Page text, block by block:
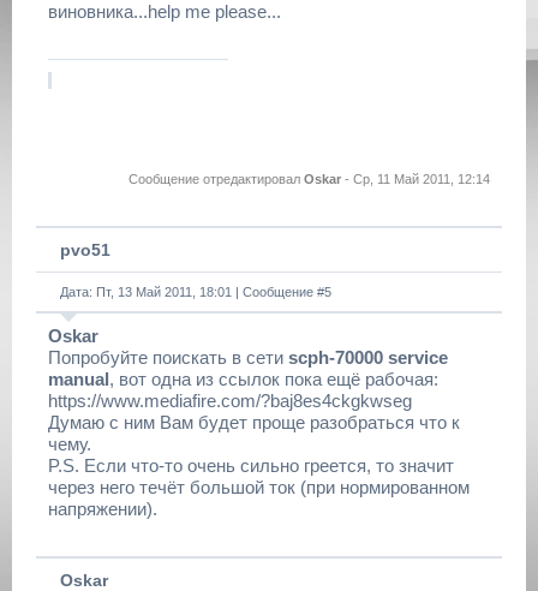
виновника...help me please...
Сообщение отредактировал Oskar - Ср, 11 Май 2011, 12:14
pvo51
Дата: Пт, 13 Май 2011, 18:01 | Сообщение #5
Oskar
Попробуйте поискать в сети scph-70000 service
manual, вот одна из ссылок пока ещё рабочая:
https://www.mediafire.com/?baj8es4ckgkwseg
Думаю с ним Вам будет проще разобраться что к
чему.
P.S. Если что-то очень сильно греется, то значит
через него течёт большой ток (при нормированном
напряжении).
Oskar